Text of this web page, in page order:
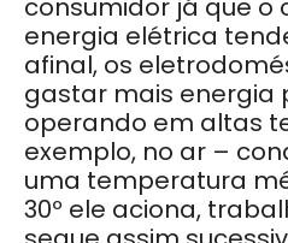
consumidor já que o
energia elétrica
afinal, os
gastar mais energia
operando em altas
exemplo, no ar –
uma temperatura
30º ele aciona,